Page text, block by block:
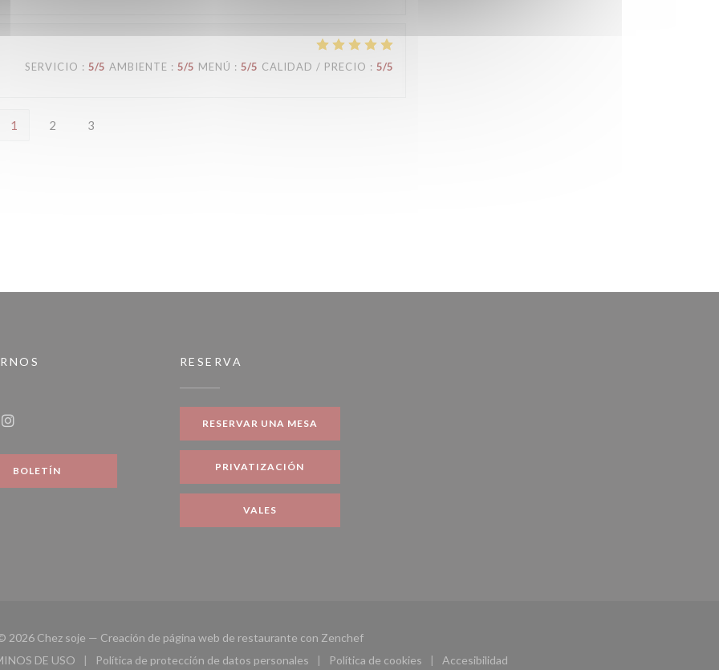
SERVICIO : 5/5 AMBIENTE : 5/5 MENÚ : 5/5 CALIDAD / PRECIO : 5/5
1 2 3
ventana))
BOLETÍN
RESERVA
RESERVAR UNA MESA
PRIVATIZACIÓN
VALES
2026 Chez soje — Creación de página web de restaurante con Zenchef((abre en una nueva ventana))
DE USO Política de protección de datos personales Política de cookies Accesibilidad